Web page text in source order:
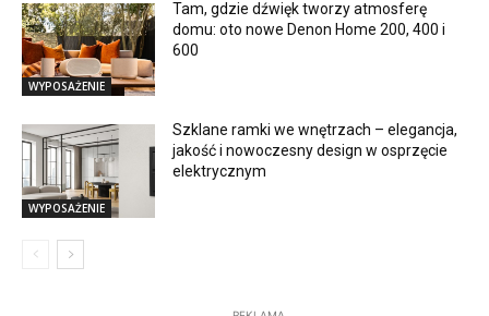
WYPOSAŻENIE
Tam, gdzie dźwięk tworzy atmosferę
domu: oto nowe Denon Home 200, 400 i
600
WYPOSAŻENIE
Szklane ramki we wnętrzach – elegancja,
jakość i nowoczesny design w osprzęcie
elektrycznym